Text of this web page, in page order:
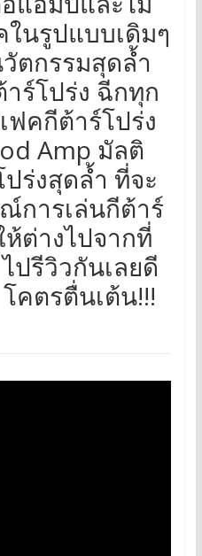
ในรูปแบบเดิมๆ
ตกรรมสุดล้ำ
ร์โปร่ง ฉีกทุก
ฟคกีต้าร์โปร่ง
Amp มัลติ
ร่งสุดล้ำ ที่จะ
การเล่นกีต้าร์
ต่างไปจากที่
ปรีวิวกันเลยดี
คตรตื่นเต้น!!!